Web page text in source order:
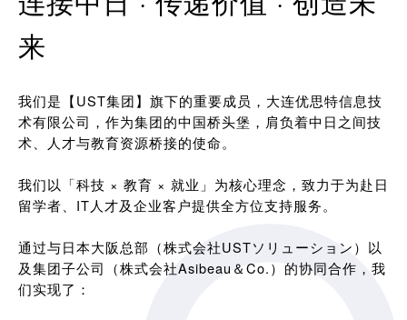
来
我们是【UST集团】旗下的重要成员，大连优思特信息技
术有限公司，作为集团的中国桥头堡，肩负着中日之间技
术、人才与教育资源桥接的使命。
我们以「科技 × 教育 × 就业」为核心理念，致力于为赴日
留学者、IT人才及企业客户提供全方位支持服务。
通过与日本大阪总部（株式会社USTソリューション）以
及集团子公司（株式会社Asibeau＆Co.）的协同合作，我
们实现了：